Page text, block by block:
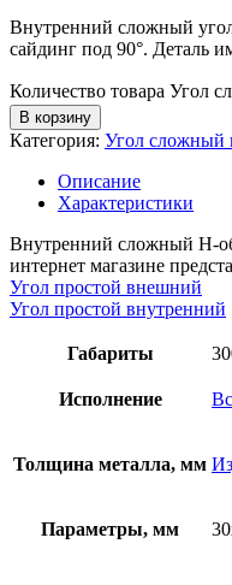
Внутренний сложный
сайдинг под 90°. Деталь
Количество товара Угол
В корзину
Категория: Угол сложный
Описание
Характеристики
Внутренний сложный Н-
интернет магазине
Угол простой внешний
Угол простой внутренний
Габариты
Исполнение
Толщина металла, мм
Параметры, мм